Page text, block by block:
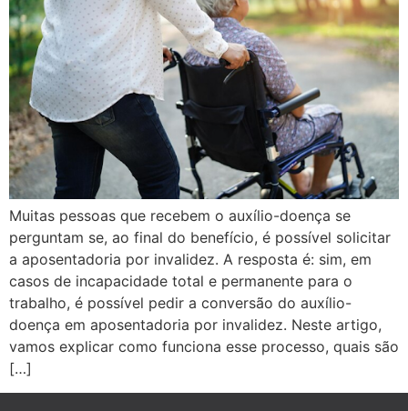
Muitas pessoas que recebem o auxílio-doença se
perguntam se, ao final do benefício, é possível solicitar
a aposentadoria por invalidez. A resposta é: sim, em
casos de incapacidade total e permanente para o
trabalho, é possível pedir a conversão do auxílio-
doença em aposentadoria por invalidez. Neste artigo,
vamos explicar como funciona esse processo, quais são
[…]